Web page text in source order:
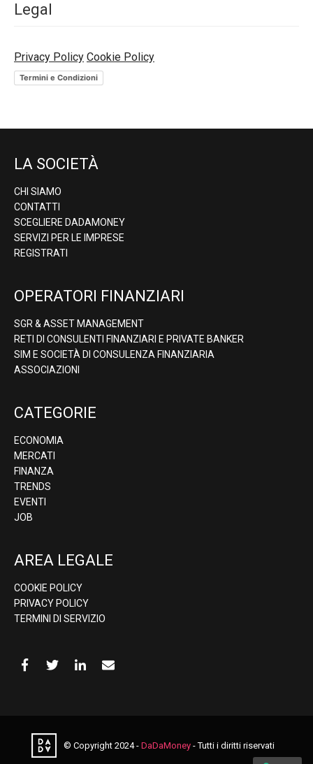
Legal
Privacy Policy Cookie Policy
Termini e Condizioni
LA SOCIETÀ
CHI SIAMO
CONTATTI
SCEGLIERE DADAMONEY
SERVIZI PER LE IMPRESE
REGISTRATI
OPERATORI FINANZIARI
SGR & ASSET MANAGEMENT
RETI DI CONSULENTI FINANZIARI E PRIVATE BANKER
SIM E SOCIETÀ DI CONSULENZA FINANZIARIA
ASSOCIAZIONI
CATEGORIE
ECONOMIA
MERCATI
FINANZA
TRENDS
EVENTI
JOB
AREA LEGALE
COOKIE POLICY
PRIVACY POLICY
TERMINI DI SERVIZIO
© Copyright 2024 -DaDaMoney - Tutti i diritti riservati